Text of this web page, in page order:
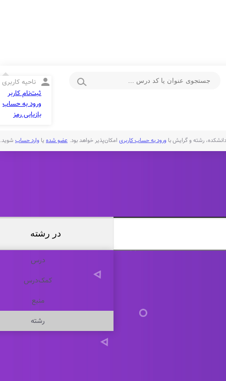
person ناحیه کاربری
ثبت‌نام کاربر
ورود به حساب
بازیابی رمز
رشته و گرایش با ورود به حساب کاربری امکان‌پذیر خواهد بود. عضو شده یا وارد حساب شوید.
در رشته
درس
کمک‌درس
منبع
رشته